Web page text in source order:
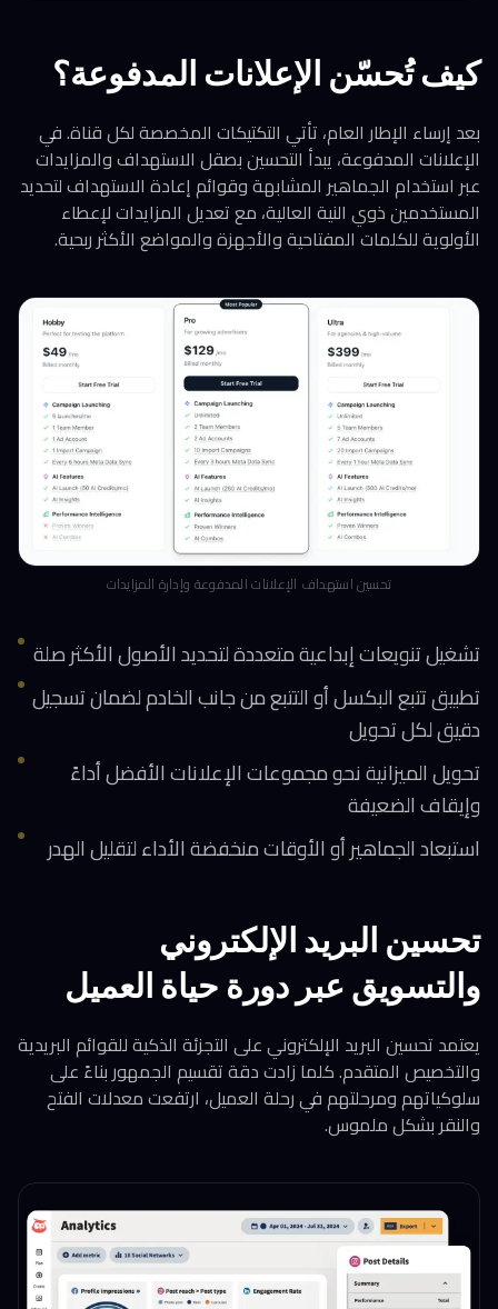
كيف تُحسّن الإعلانات المدفوعة؟
بعد إرساء الإطار العام، تأتي التكتيكات المخصصة لكل قناة. في
الإعلانات المدفوعة، يبدأ التحسين بصقل الاستهداف والمزايدات
عبر استخدام الجماهير المشابهة وقوائم إعادة الاستهداف لتحديد
المستخدمين ذوي النية العالية، مع تعديل المزايدات لإعطاء
الأولوية للكلمات المفتاحية والأجهزة والمواضع الأكثر ربحية.
تحسين استهداف الإعلانات المدفوعة وإدارة المزايدات
تشغيل تنويعات إبداعية متعددة لتحديد الأصول الأكثر صلة
تطبيق تتبع البكسل أو التتبع من جانب الخادم لضمان تسجيل
دقيق لكل تحويل
تحويل الميزانية نحو مجموعات الإعلانات الأفضل أداءً
وإيقاف الضعيفة
استبعاد الجماهير أو الأوقات منخفضة الأداء لتقليل الهدر
تحسين البريد الإلكتروني
والتسويق عبر دورة حياة العميل
يعتمد تحسين البريد الإلكتروني على التجزئة الذكية للقوائم البريدية
والتخصيص المتقدم. كلما زادت دقة تقسيم الجمهور بناءً على
سلوكياتهم ومرحلتهم في رحلة العميل، ارتفعت معدلات الفتح
والنقر بشكل ملموس.